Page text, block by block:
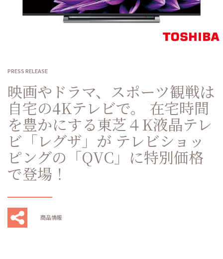
PRESS RELEASE
映画やドラマ、スポーツ観戦は
自宅の4Kテレビで。 在宅時間
を豊かにする東芝４K液晶テレ
ビ「レグザ」が テレビショッ
ピングの「QVC」に特別価格
で登場！
商品情報